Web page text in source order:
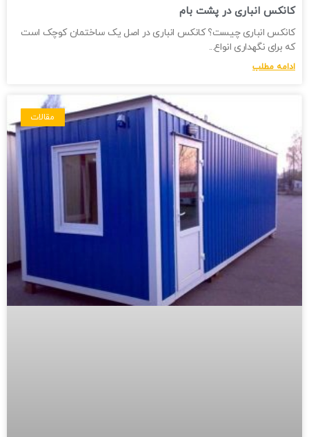
کانکس انباری در پشت بام
کانکس انباری چیست؟ کانکس انباری در اصل یک ساختمان کوچک است
که برای نگهداری انواع
ادامه مطلب
مقالات